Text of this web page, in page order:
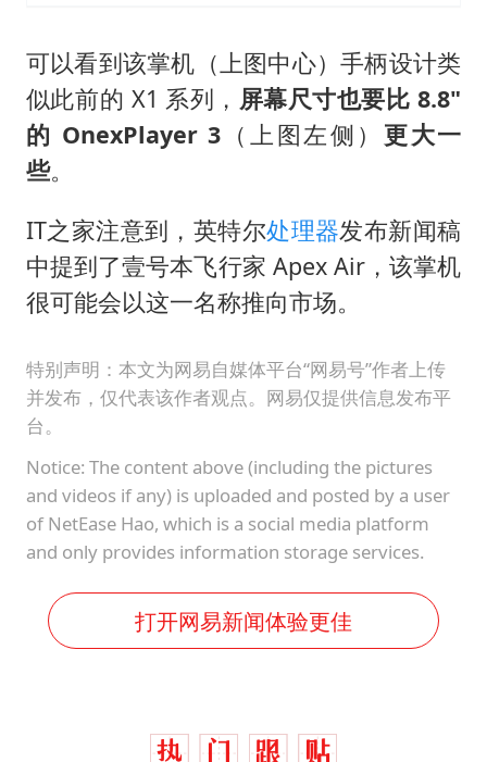
可以看到该掌机（上图中心）手柄设计类
似此前的 X1 系列， 屏幕尺寸也要比 8.8"
的 OnexPlayer 3（上图左侧） 更大一
些。
IT之家注意到，英特尔处理器发布新闻稿
中提到了壹号本飞行家 Apex Air，该掌机
很可能会以这一名称推向市场。
特别声明：本文为网易自媒体平台“网易号”作者上传
并发布，仅代表该作者观点。网易仅提供信息发布平
台。
Notice: The content above (including the pictures
and videos if any) is uploaded and posted by a user
of NetEase Hao, which is a social media platform
and only provides information storage services.
打开网易新闻体验更佳